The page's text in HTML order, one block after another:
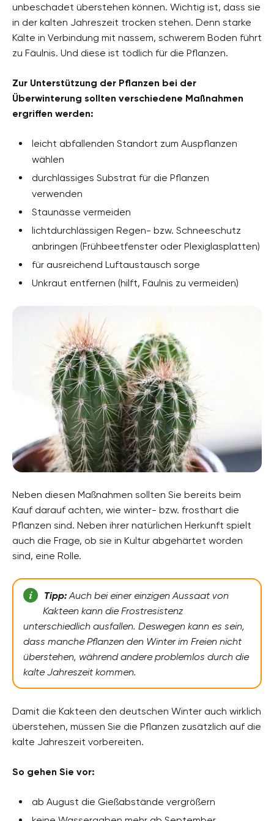
unbeschadet überstehen können. Wichtig ist, dass sie
in der kalten Jahreszeit trocken stehen. Denn starke
Kälte in Verbindung mit nassem, schwerem Boden führt
zu Fäulnis. Und diese ist tödlich für die Pflanzen.
Zur Unterstützung der Pflanzen bei der
Überwinterung sollten verschiedene Maßnahmen
ergriffen werden:
leicht abfallenden Standort zum Auspflanzen
wählen
durchlässiges Substrat für die Pflanzen
verwenden
Staunässe vermeiden
lichtdurchlässigen Regen- bzw. Schneeschutz
anbringen (Frühbeetfenster oder Plexiglasplatten)
für ausreichend Luftaustausch sorge
Unkraut entfernen (hilft, Fäulnis zu vermeiden)
Neben diesen Maßnahmen sollten Sie bereits beim
Kauf darauf achten, wie winter- bzw. frosthart die
Pflanzen sind. Neben ihrer natürlichen Herkunft spielt
auch die Frage, ob sie in Kultur abgehärtet worden
sind, eine Rolle.
Tipp:Auch bei einer einzigen Aussaat von
Kakteen kann die Frostresistenz
unterschiedlich ausfallen. Deswegen kann es sein,
dass manche Pflanzen den Winter im Freien nicht
überstehen, während andere problemlos durch die
kalte Jahreszeit kommen.
Damit die Kakteen den deutschen Winter auch wirklich
überstehen, müssen Sie die Pflanzen zusätzlich auf die
kalte Jahreszeit vorbereiten.
So gehen Sie vor:
ab August die Gießabstände vergrößern